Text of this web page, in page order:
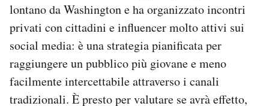
lontano da Washington e ha organizzato incontri
privati con cittadini e influencer molto attivi sui
social media: è una strategia pianificata per
raggiungere un pubblico più giovane e meno
facilmente intercettabile attraverso i canali
tradizionali. È presto per valutare se avrà effetto,